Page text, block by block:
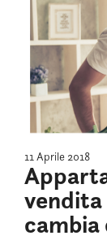
11 Aprile 2018
vendita
cambia